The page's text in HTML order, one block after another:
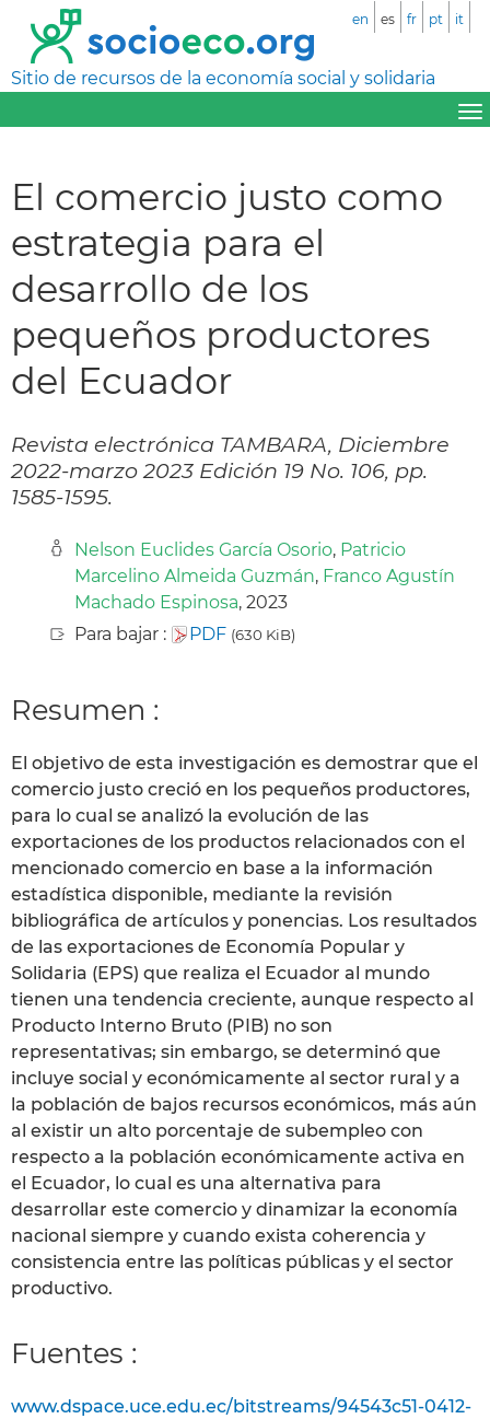
Sitio de recursos de la economía social y solidaria
en es fr pt it
El comercio justo como
estrategia para el
desarrollo de los
pequeños productores
del Ecuador
Revista electrónica TAMBARA, Diciembre
2022-marzo 2023 Edición 19 No. 106, pp.
1585-1595.
Nelson Euclides García Osorio, Patricio
Marcelino Almeida Guzmán, Franco Agustín
Machado Espinosa, 2023
Para bajar :
PDF (630 KiB)
Resumen :
El objetivo de esta investigación es demostrar que el
comercio justo creció en los pequeños productores,
para lo cual se analizó la evolución de las
exportaciones de los productos relacionados con el
mencionado comercio en base a la información
estadística disponible, mediante la revisión
bibliográfica de artículos y ponencias. Los resultados
de las exportaciones de Economía Popular y
Solidaria (EPS) que realiza el Ecuador al mundo
tienen una tendencia creciente, aunque respecto al
Producto Interno Bruto (PIB) no son
representativas; sin embargo, se determinó que
incluye social y económicamente al sector rural y a
la población de bajos recursos económicos, más aún
al existir un alto porcentaje de subempleo con
respecto a la población económicamente activa en
el Ecuador, lo cual es una alternativa para
desarrollar este comercio y dinamizar la economía
nacional siempre y cuando exista coherencia y
consistencia entre las políticas públicas y el sector
productivo.
Fuentes :
www.dspace.uce.edu.ec/bitstreams/94543c51-0412-